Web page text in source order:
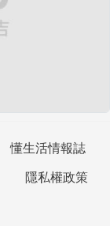
懂生活情報誌
隱私權政策